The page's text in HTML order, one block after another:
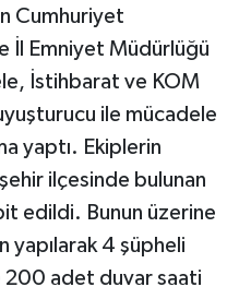
Cumhuriyet
İl Emniyet Müdürlüğü
İstihbarat ve KOM
ile mücadele
yaptı. Ekiplerin
ilçesinde bulunan
edildi. Bunun üzerine
yapılarak 4 şüpheli
200 adet duvar saati